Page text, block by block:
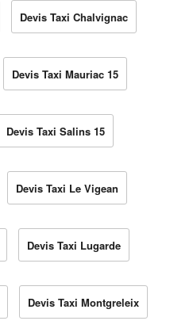
Devis Taxi Chalvignac
Devis Taxi Mauriac 15
Devis Taxi Salins 15
Devis Taxi Le Vigean
Devis Taxi Lugarde
Devis Taxi Montgreleix